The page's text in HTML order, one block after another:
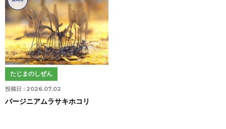
投稿日 : 2026.07.02
たじまのしぜん
バージニアムラサキホコリ